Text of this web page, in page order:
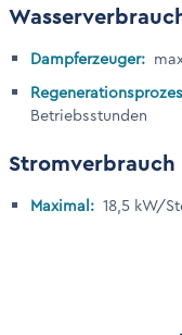
Dampferzeuger:
Betriebsstunden
Stromverbrauch
Maximal: 18,5 kW/